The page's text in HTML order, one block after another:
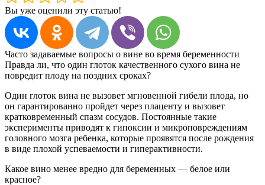
Вы уже оценили эту статью!
Часто задаваемые вопросы о вине во время беременности
Правда ли, что один глоток качественного сухого вина не
повредит плоду на поздних сроках?
Один глоток вина не вызовет мгновенной гибели плода, но
он гарантированно пройдет через плаценту и вызовет
кратковременный спазм сосудов. Постоянные такие
эксперименты приводят к гипоксии и микроповреждениям
головного мозга ребенка, которые проявятся после рождения
в виде плохой успеваемости и гиперактивности.
Какое вино менее вредно для беременных — белое или
красное?